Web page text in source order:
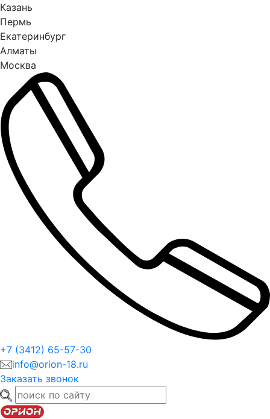
Казань
Пермь
Екатеринбург
Алматы
Москва
+7 (3412) 65-57-30
info@orion-18.ru
Заказать звонок